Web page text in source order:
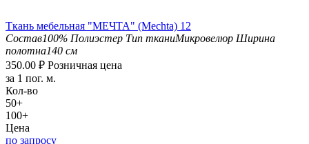
Ткань мебельная "МЕЧТА" (Mechta) 12
Состав100% Полиэстер Тип тканиМикровелюр Ширина
полотна140 см
350.00 ₽ Розничная цена
за 1 пог. м.
Кол-во
50+
100+
Цена
по запросу